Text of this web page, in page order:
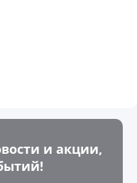
и акции,